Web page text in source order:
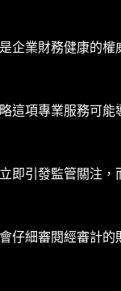
企業財務健康的
這項專業服務可
即引發監管關注
細審閱經審計